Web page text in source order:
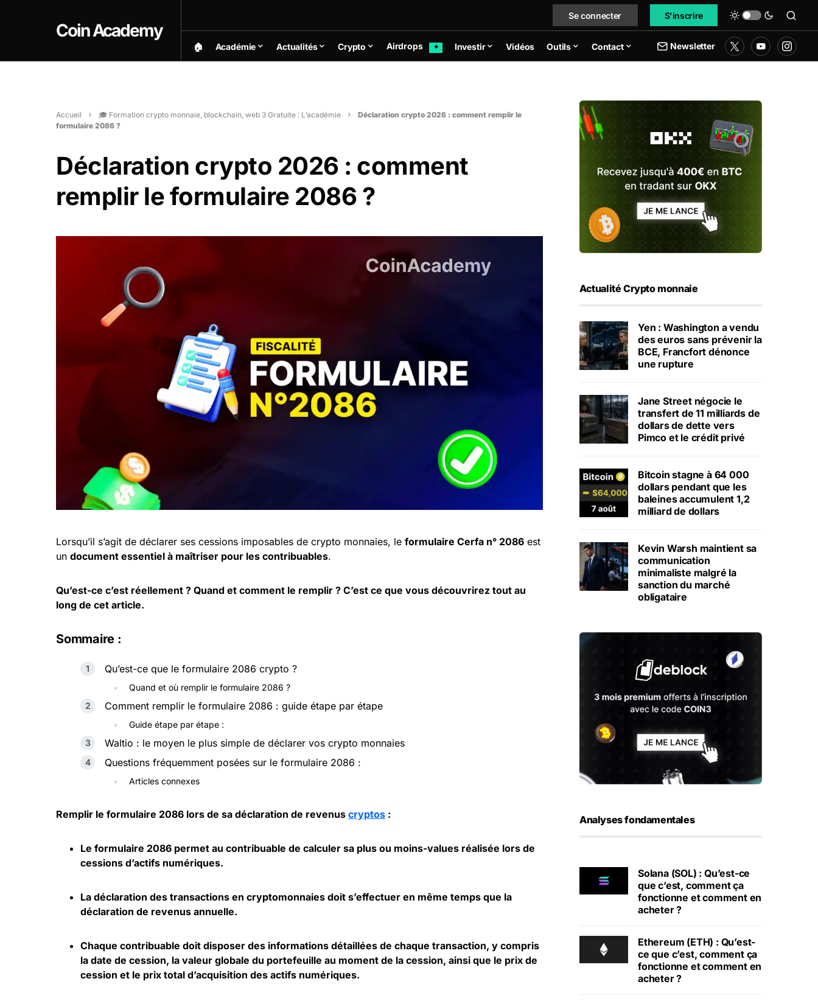
Coin Academy
Se connecter S'inscrire
🏠︎ Académie Actualités Crypto Airdrops ✦ Investir Vidéos Outils Contact Newsletter
Accueil 🎓 Formation crypto monnaie, blockchain, web 3 Gratuite : L’académie
Déclaration crypto 2026 : comment remplir le
formulaire 2086 ?
Déclaration crypto 2026 : comment
remplir le formulaire 2086 ?
Lorsqu’il s’agit de déclarer ses cessions imposables de crypto monnaies, le formulaire Cerfa n° 2086 est
un document essentiel à maîtriser pour les contribuables.
Qu’est-ce c’est réellement ? Quand et comment le remplir ? C’est ce que vous découvrirez tout au
long de cet article.
Sommaire :
Qu’est-ce que le formulaire 2086 crypto ?
Quand et où remplir le formulaire 2086 ?
Comment remplir le formulaire 2086 : guide étape par étape
Guide étape par étape :
Waltio : le moyen le plus simple de déclarer vos crypto monnaies
Questions fréquemment posées sur le formulaire 2086 :
Articles connexes
Remplir le formulaire 2086 lors de sa déclaration de revenus cryptos :
Le formulaire 2086 permet au contribuable de calculer sa plus ou moins-values réalisée lors de
cessions d’actifs numériques.
La déclaration des transactions en cryptomonnaies doit s’effectuer en même temps que la
déclaration de revenus annuelle.
Chaque contribuable doit disposer des informations détaillées de chaque transaction, y compris
la date de cession, la valeur globale du portefeuille au moment de la cession, ainsi que le prix de
cession et le prix total d’acquisition des actifs numériques.
Actualité Crypto monnaie
Yen : Washington a vendu
des euros sans prévenir la
BCE, Francfort dénonce
une rupture
Jane Street négocie le
transfert de 11 milliards de
dollars de dette vers
Pimco et le crédit privé
Bitcoin stagne à 64 000
dollars pendant que les
baleines accumulent 1,2
milliard de dollars
Kevin Warsh maintient sa
communication
minimaliste malgré la
sanction du marché
obligataire
Analyses fondamentales
Solana (SOL) : Qu’est-ce
que c’est, comment ça
fonctionne et comment en
acheter ?
Ethereum (ETH) : Qu’est-
ce que c’est, comment ça
fonctionne et comment en
acheter ?